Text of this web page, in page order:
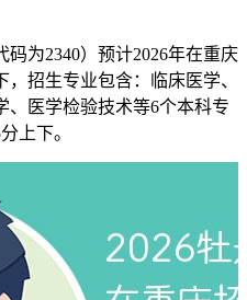
为2340）预计2026年在重庆
招生专业包含：临床医学、
、医学检验技术等6个本科专
上下。